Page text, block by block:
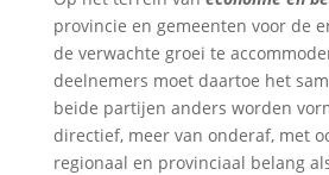
provincie en gemeenten voor de
de verwachte groei te
deelnemers moet daartoe het
beide partijen anders worden
directief, meer van onderaf, met
regionaal en provinciaal belang